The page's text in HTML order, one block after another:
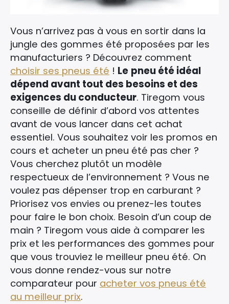
Vous n’arrivez pas à vous en sortir dans la
jungle des gommes été proposées par les
manufacturiers ? Découvrez comment
choisir ses pneus été ! Le pneu été idéal
dépend avant tout des besoins et des
exigences du conducteur. Tiregom vous
conseille de définir d’abord vos attentes
avant de vous lancer dans cet achat
essentiel. Vous souhaitez voir les promos en
cours et acheter un pneu été pas cher ?
Vous cherchez plutôt un modèle
respectueux de l’environnement ? Vous ne
voulez pas dépenser trop en carburant ?
Priorisez vos envies ou prenez-les toutes
pour faire le bon choix. Besoin d’un coup de
main ? Tiregom vous aide à comparer les
prix et les performances des gommes pour
que vous trouviez le meilleur pneu été. On
vous donne rendez-vous sur notre
comparateur pour acheter vos pneus été
au meilleur prix.